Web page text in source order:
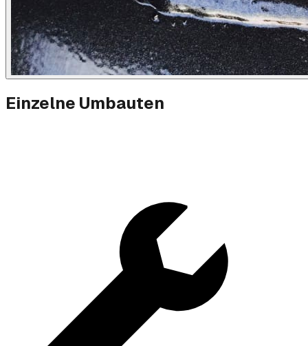
Einzelne Umbauten